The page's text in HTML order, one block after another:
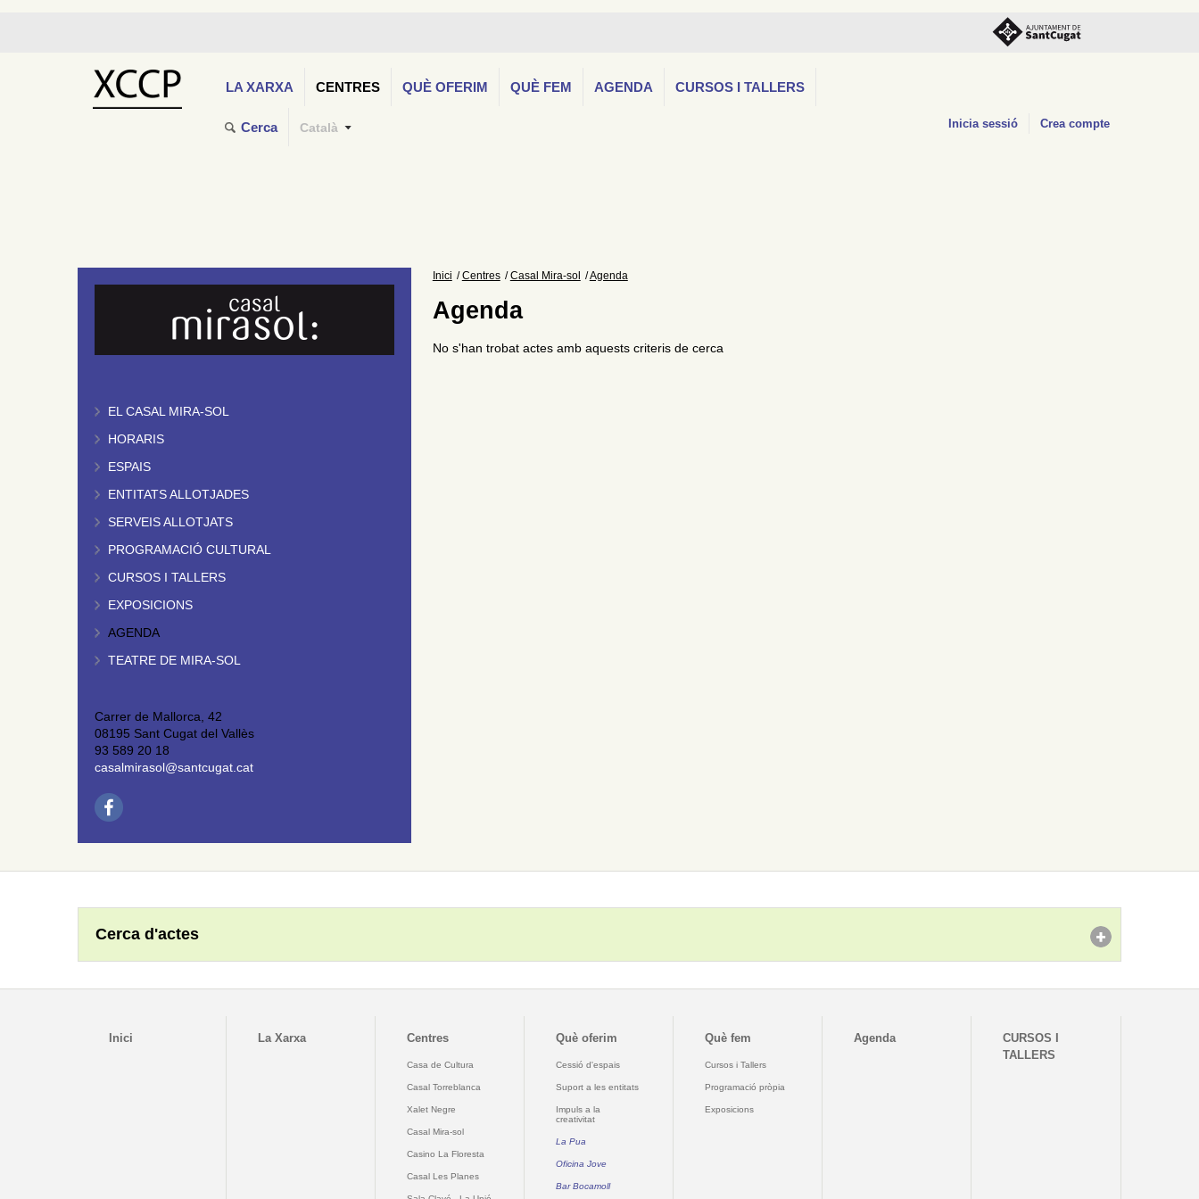
LA XARXA CENTRES QUÈ OFERIM QUÈ FEM AGENDA CURSOS I TALLERS
Cerca Català Inicia sessió Crea compte
EL CASAL MIRA-SOL
HORARIS
ESPAIS
ENTITATS ALLOTJADES
SERVEIS ALLOTJATS
PROGRAMACIÓ CULTURAL
CURSOS I TALLERS
EXPOSICIONS
AGENDA
TEATRE DE MIRA-SOL
Carrer de Mallorca, 42
08195 Sant Cugat del Vallès
93 589 20 18
casalmirasol@santcugat.cat
Inici Centres Casal Mira-sol Agenda
Agenda
No s'han trobat actes amb aquests criteris de cerca
Cerca d'actes
Inici La Xarxa Centres
Casa de Cultura
Casal Torreblanca
Xalet Negre
Casal Mira-sol
Casino La Floresta
Casal Les Planes
Què oferim
Cessió d'espais
Suport a les entitats
Impuls a la
creativitat
La Pua
Oficina Jove
Bar Bocamoll
Què fem
Cursos i Tallers
Programació pròpia
Exposicions
Agenda
CURSOS I
TALLERS